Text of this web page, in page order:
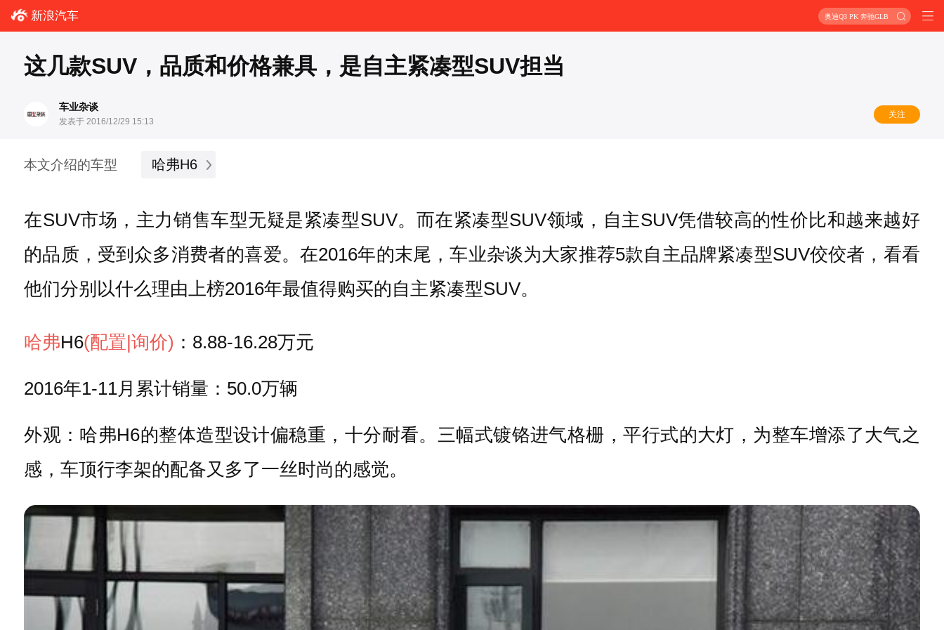
新浪汽车 奥迪Q3 PK 奔驰GLB
这几款SUV，品质和价格兼具，是自主紧凑型SUV担当
车业杂谈
发表于 2016/12/29 15:13
关注
本文介绍的车型 哈弗H6
在SUV市场，主力销售车型无疑是紧凑型SUV。而在紧凑型SUV领域，自主SUV凭借较高的性价比和越来越好
的品质，受到众多消费者的喜爱。在2016年的末尾，车业杂谈为大家推荐5款自主品牌紧凑型SUV佼佼者，看看
他们分别以什么理由上榜2016年最值得购买的自主紧凑型SUV。
哈弗H6(配置 |询价) ：8.88-16.28万元
2016年1-11月累计销量：50.0万辆
外观：哈弗H6的整体造型设计偏稳重，十分耐看。三幅式镀铬进气格栅，平行式的大灯，为整车增添了大气之
感，车顶行李架的配备又多了一丝时尚的感觉。